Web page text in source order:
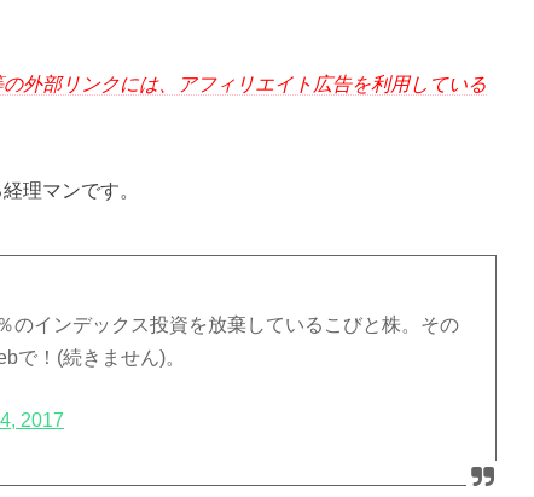
外部リンクには、アフィリエイト広告を利用している
理マンです。
のインデックス投資を放棄しているこびと株。その
で！(続きません)。
2017